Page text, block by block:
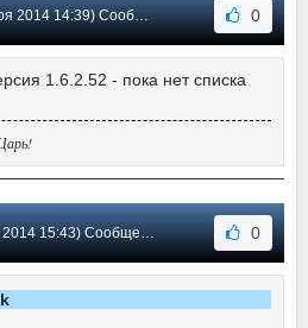
14:39) Сообщение #106 0
1.6.2.52 - пока нет списка
15:43) Сообщение #105 0